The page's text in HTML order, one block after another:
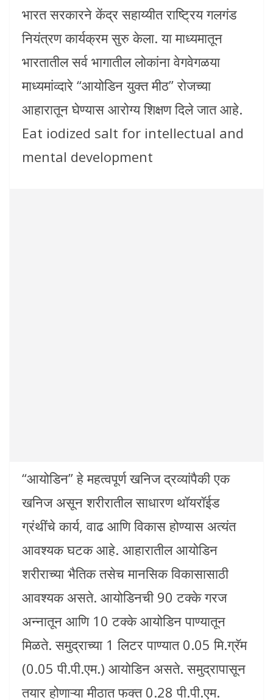
भारत सरकारने केंद्र सहाय्यीत राष्ट्रिय गलगंड
नियंत्रण कार्यक्रम सुरु केला. या माध्यमातून
भारतातील सर्व भागातील लोकांना वेगवेगळया
माध्यमांव्दारे “आयोडिन युक्त मीठ” रोजच्या
आहारातून घेण्यास आरोग्य शिक्षण दिले जात आहे.
Eat iodized salt for intellectual and
mental development
“आयोडिन” हे महत्वपूर्ण खनिज द्रव्यांपैकी एक
खनिज असून शरीरातील साधारण थॉयरॉईड
ग्रंथींचे कार्य, वाढ आणि विकास होण्यास अत्यंत
आवश्यक घटक आहे. आहारातील आयोडिन
शरीराच्या भैतिक तसेच मानसिक विकासासाठी
आवश्यक असते. आयोडिनची 90 टक्के गरज
अन्नातून आणि 10 टक्के आयोडिन पाण्यातून
मिळते. समुद्राच्या 1 लिटर पाण्यात 0.05 मि.ग्रॅम
(0.05 पी.पी.एम.) आयोडिन असते. समुद्रापासून
तयार होणाऱ्या मीठात फक्त 0.28 पी.पी.एम.